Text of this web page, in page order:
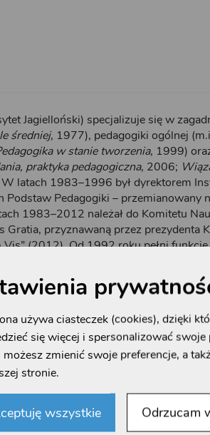
używa ciasteczek (cookies), dzięki
się więcej i spersonalizować
zmienić swoje preferencje, a
stronie.
wszystkie Odrzucam
Jagielloński) specjalizuje się w
średniej, 1977), pedagogiki ogólnej
w stanie tworzenia, 1999)
praktyka pedagogiczna, 2006;
latach 1983–1996 był dyrektorem
Pedagogiki – przemianowany
1983–2012 należał do Komitetu
Gratia, przyznawaną przez prezydenta
(2012). Od 1992 roku pełni